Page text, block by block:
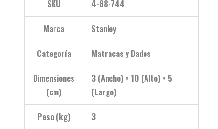
SKU 4-88-744
Marca Stanley
Categoría Matracas y Dados
Dimensiones
(cm)
3 (Ancho) × 10 (Alto) × 5
(Largo)
Peso (kg) 3